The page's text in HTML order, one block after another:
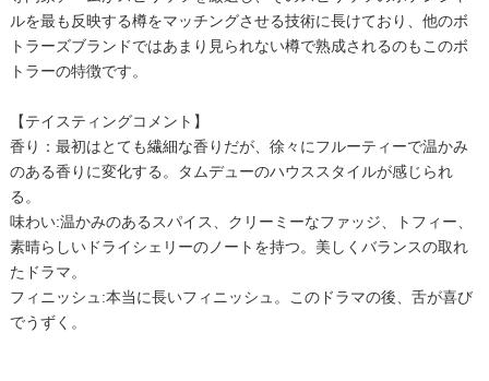
ルを最も反映する樽をマッチングさせる技術に⾧けており、他のボ
トラーズブランドではあまり見られない樽で熟成されるのもこのボ
トラーの特徴です。
【テイスティングコメント】
香り：最初はとても繊細な香りだが、徐々にフルーティーで温かみ
のある香りに変化する。タムデューのハウススタイルが感じられ
る。
味わい:温かみのあるスパイス、クリーミーなファッジ、トフィー、
素晴らしいドライシェリーのノートを持つ。美しくバランスの取れ
たドラマ。
フィニッシュ:本当に⾧いフィニッシュ。このドラマの後、舌が喜び
でうずく。